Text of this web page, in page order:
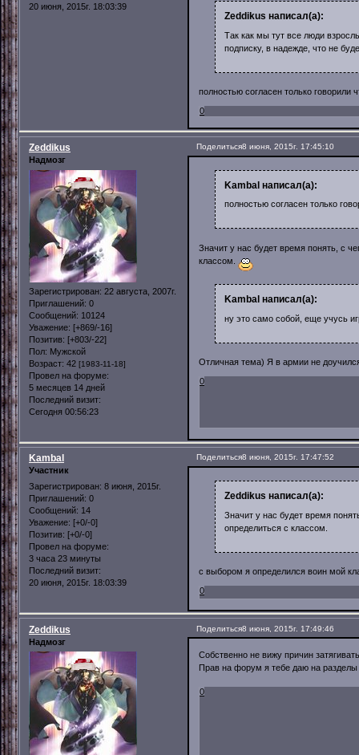
20 июня, 2015г. 18:03:39
Zeddikus написал(а):
Так как мы тут все люди
подписку, в надежде, что не
полностью согласен только
0
Поделиться8 июня, 2015г. 17:45:10
Zeddikus
Надмозг
Зарегистрирован: 22 августа, 2007г.
Приглашений: 0
Сообщений: 10124
Уважение: [+869/-16]
Позитив: [+803/-22]
Пол: Мужской
Возраст: 42 [1983-11-18]
Провел на форуме:
5 месяцев 14 дней
Последний визит:
Сегодня 00:56:23
Kambal написал(а):
полностью согласен только
Значит у нас будет время понять, с
классом.
Kambal написал(а):
ну это само собой, еще учусь
Отличная тема) Я в армии не
0
Поделиться8 июня, 2015г. 17:47:52
Kambal
Участник
Зарегистрирован: 8 июня, 2015г.
Приглашений: 0
Сообщений: 14
Уважение: [+0/-0]
Позитив: [+0/-0]
Провел на форуме:
3 часа 23 минуты
Последний визит:
20 июня, 2015г. 18:03:39
Zeddikus написал(а):
Значит у нас будет время
определиться с классом.
с выбором я определился воин мой
0
Поделиться8 июня, 2015г. 17:49:46
Zeddikus
Надмозг
Собственно не вижу причин
Прав на форум я тебе даю на
0